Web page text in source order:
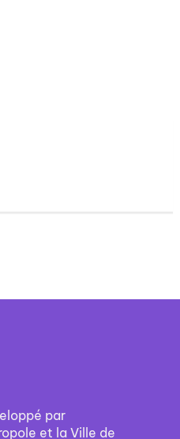
par
et la Ville de